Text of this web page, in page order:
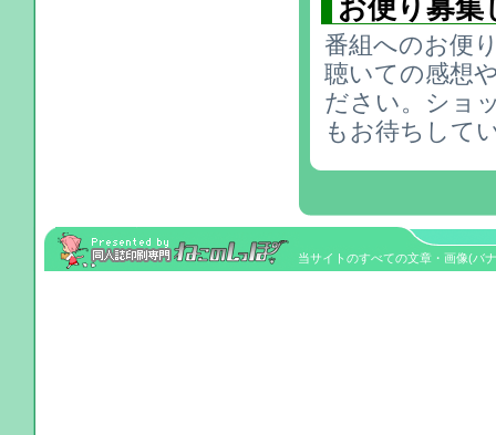
お便り募集
番組へのお便
聴いての感想
ださい。ショ
もお待ちして
当サイトのすべての文章・画像(バ